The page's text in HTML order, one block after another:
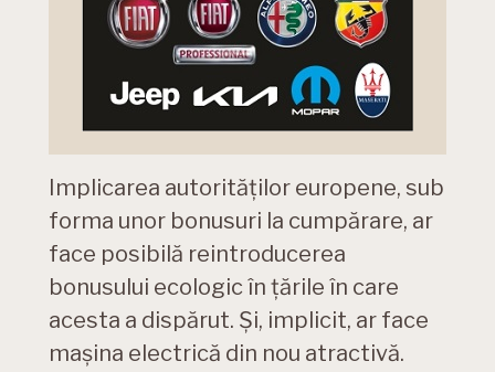
Implicarea autorităților europene, sub
forma unor bonusuri la cumpărare, ar
face posibilă reintroducerea
bonusului ecologic în țările în care
acesta a dispărut. Și, implicit, ar face
mașina electrică din nou atractivă.